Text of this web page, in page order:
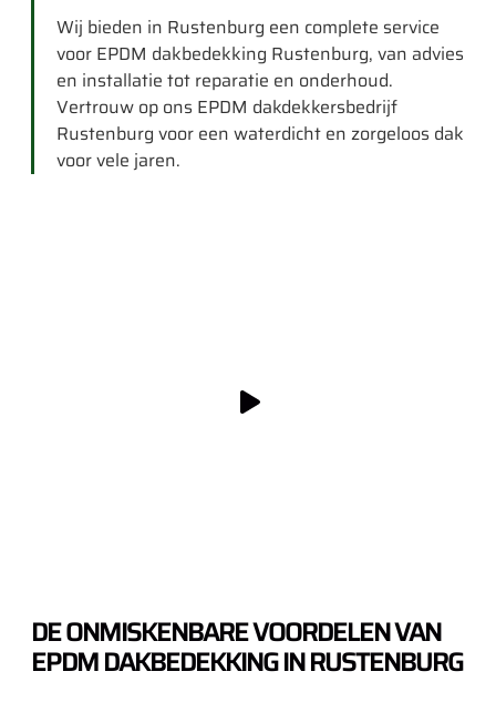
Wij bieden in Rustenburg een complete service
voor EPDM dakbedekking Rustenburg, van advies
en installatie tot reparatie en onderhoud.
Vertrouw op ons EPDM dakdekkersbedrijf
Rustenburg voor een waterdicht en zorgeloos dak
voor vele jaren.
DE ONMISKENBARE VOORDELEN VAN
EPDM DAKBEDEKKING IN RUSTENBURG